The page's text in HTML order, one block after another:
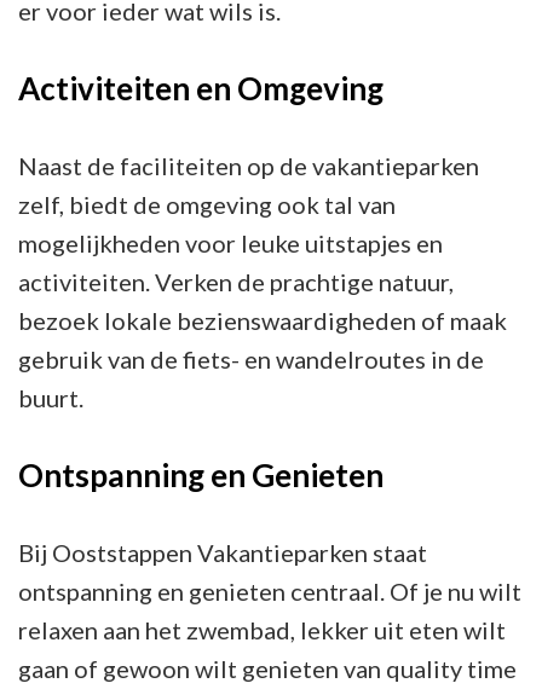
er voor ieder wat wils is.
Activiteiten en Omgeving
Naast de faciliteiten op de vakantieparken
zelf, biedt de omgeving ook tal van
mogelijkheden voor leuke uitstapjes en
activiteiten. Verken de prachtige natuur,
bezoek lokale bezienswaardigheden of maak
gebruik van de fiets- en wandelroutes in de
buurt.
Ontspanning en Genieten
Bij Ooststappen Vakantieparken staat
ontspanning en genieten centraal. Of je nu wilt
relaxen aan het zwembad, lekker uit eten wilt
gaan of gewoon wilt genieten van quality time